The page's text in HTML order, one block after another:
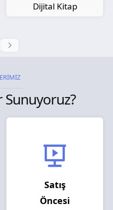
Sunuyoruz?
Satış
Öncesi